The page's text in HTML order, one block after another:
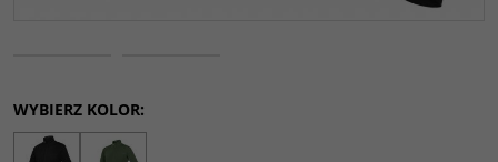
WYBIERZ KOLOR: